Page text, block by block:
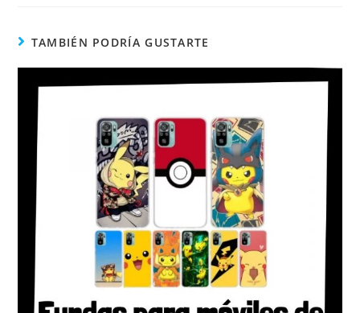
TAMBIÉN PODRÍA GUSTARTE